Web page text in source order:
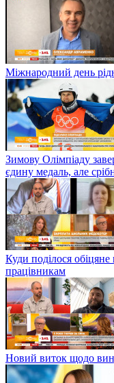
Міжнародний день
Зимову Олімпіаду
єдину медаль, але
Куди поділося
працівникам
Новий виток щодо